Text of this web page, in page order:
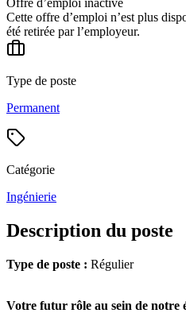
Cette offre d’emploi n’est plus
été retirée par l’employeur.
Type de poste
Permanent
Catégorie
Ingénierie
Description du poste
Type de poste : Régulier
Votre futur rôle au sein de notre